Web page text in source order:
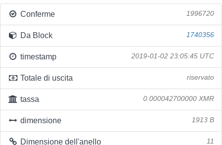
Conferme 1996720
Da Block 1740356
timestamp 2019-01-02 23:05:45 UTC
Totale di uscita riservato
tassa 0.000042700000 XMR
dimensione 1913 B
Dimensione dell'anello 11